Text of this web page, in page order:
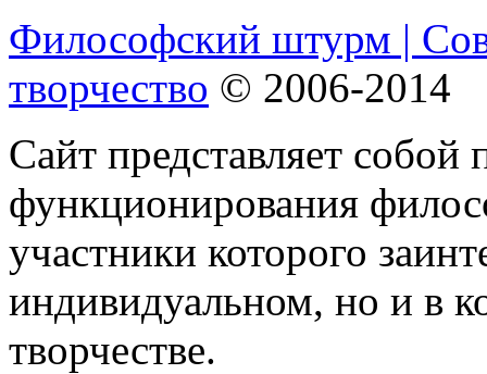
Философский штурм |
творчество © 2006-2014
Сайт представляет собой
функционирования
участники которого
индивидуальном, но и в
творчестве.